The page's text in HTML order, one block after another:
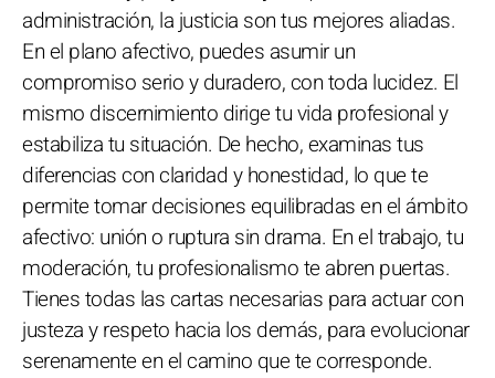
administración, la justicia son tus mejores aliadas.
En el plano afectivo, puedes asumir un
compromiso serio y duradero, con toda lucidez. El
mismo discernimiento dirige tu vida profesional y
estabiliza tu situación. De hecho, examinas tus
diferencias con claridad y honestidad, lo que te
permite tomar decisiones equilibradas en el ámbito
afectivo: unión o ruptura sin drama. En el trabajo, tu
moderación, tu profesionalismo te abren puertas.
Tienes todas las cartas necesarias para actuar con
justeza y respeto hacia los demás, para evolucionar
serenamente en el camino que te corresponde.